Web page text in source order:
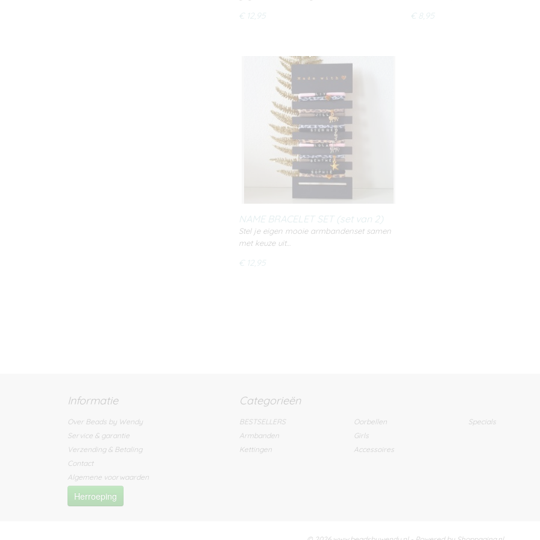
€ 12,95 € 8,95
NAME BRACELET SET (set van 2)
Stel je eigen mooie armbandenset samen
met keuze uit…
€ 12,95
Informatie
Over Beads by Wendy
Service & garantie
Verzending & Betaling
Contact
Algemene voorwaarden
Herroeping
Categorieën
BESTSELLERS
Armbanden
Kettingen
Oorbellen
Girls
Accessoires
Specials